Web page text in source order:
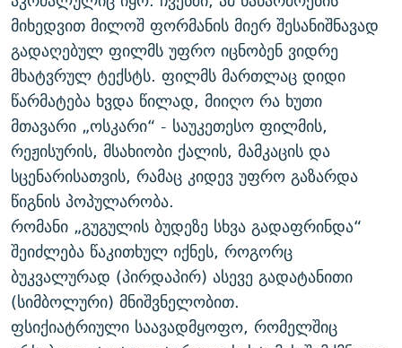
ᲘᲛᲞᲔᲠᲘᲐ ᲓᲐ ᲠᲐᲓᲘᲝ
5 ᲐᲛᲑᲐᲕᲘ - 20 ᲘᲕᲜᲘᲡᲡ ᲓᲐᲨᲐᲕᲔᲑᲣᲚᲔᲑᲘ
ᲐᲒᲕᲘᲡᲢᲝᲡ ᲝᲛᲘ
ПРИВЕТ ᲙᲣᲚᲢᲣᲠᲐ
რთე/რთ-ის ყველა საიტი
მიხედვით მილოშ ფორმანის მიერ შესანიშნავად
გადაღებულ ფილმს უფრო იცნობენ ვიდრე
მხატვრულ ტექსტს. ფილმს მართლაც დიდი
წარმატება ხვდა წილად, მიიღო რა ხუთი
მთავარი „ოსკარი“ - საუკეთესო ფილმის,
რეჟისურის, მსახიობი ქალის, მამკაცის და
სცენარისათვის, რამაც კიდევ უფრო გაზარდა
წიგნის პოპულარობა.
რომანი „გუგულის ბუდეზე სხვა გადაფრინდა“
შეიძლება წაკითხულ იქნეს, როგორც
ბუკვალურად (პირდაპირ) ასევე გადატანითი
(სიმბოლური) მნიშვნელობით.
ფსიქიატრიული საავადმყოფო, რომელშიც